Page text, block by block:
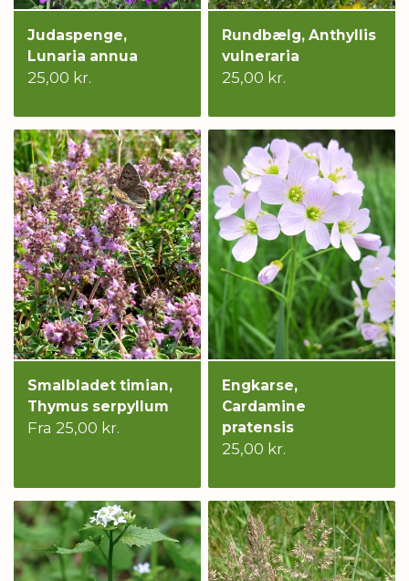
Judaspenge,
Lunaria annua
25,00 kr.
Rundbælg, Anthyllis
vulneraria
25,00 kr.
Smalbladet timian,
Thymus serpyllum
Fra 25,00 kr.
Engkarse,
Cardamine
pratensis
25,00 kr.